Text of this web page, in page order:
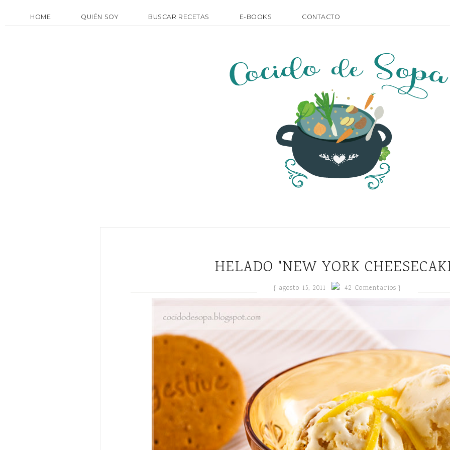
HOME QUIÉN SOY BUSCAR RECETAS E-BOOKS CONTACTO
HELADO "NEW YORK
{ agosto 15, 2011 42 Comentarios }